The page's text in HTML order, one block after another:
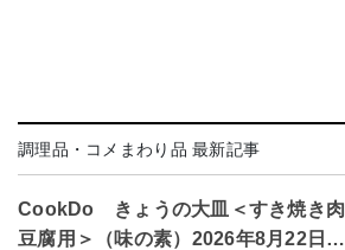
調理品・コメまわり品 最新記事
CookDo きょうの大皿＜すき焼き肉
豆腐用＞（味の素）2026年8月22日…